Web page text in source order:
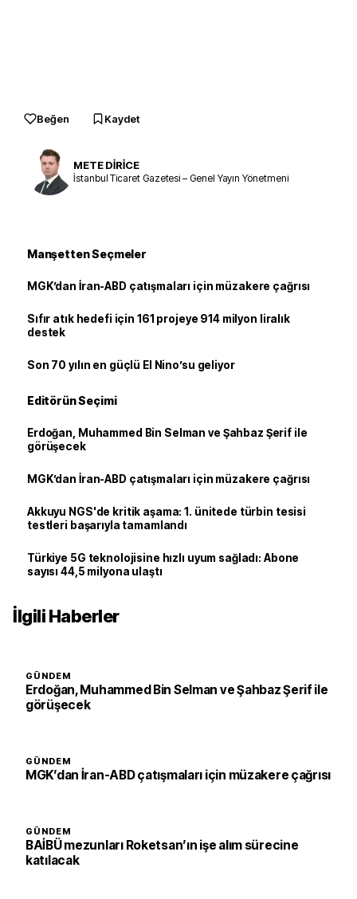
Beğen Kaydet
METE DİRİCE
İstanbul Ticaret Gazetesi – Genel Yayın Yönetmeni
Manşetten Seçmeler
MGK’dan İran-ABD çatışmaları için müzakere çağrısı
Sıfır atık hedefi için 161 projeye 914 milyon liralık
destek
Son 70 yılın en güçlü El Nino’su geliyor
Editörün Seçimi
Erdoğan, Muhammed Bin Selman ve Şahbaz Şerif ile
görüşecek
MGK’dan İran-ABD çatışmaları için müzakere çağrısı
Akkuyu NGS'de kritik aşama: 1. ünitede türbin tesisi
testleri başarıyla tamamlandı
Türkiye 5G teknolojisine hızlı uyum sağladı: Abone
sayısı 44,5 milyona ulaştı
İlgili Haberler
GÜNDEM
Erdoğan, Muhammed Bin Selman ve Şahbaz Şerif ile
görüşecek
GÜNDEM
MGK’dan İran-ABD çatışmaları için müzakere çağrısı
GÜNDEM
BAİBÜ mezunları Roketsan’ın işe alım sürecine
katılacak